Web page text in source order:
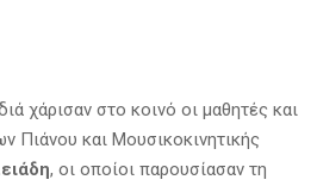
χάρισαν στο κοινό οι μαθητές και
Πιάνου και Μουσικοκινητικής
, οι οποίοι παρουσίασαν τη